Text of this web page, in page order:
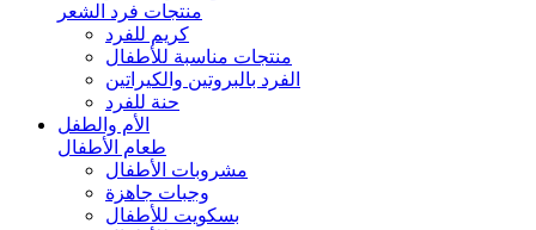
منتجات فرد الشعر
كريم للفرد
منتجات مناسبة للأطفال
الفرد بالبروتين والكيراتين
حنة للفرد
الأم والطفل
طعام الأطفال
مشروبات الأطفال
وجبات جاهزة
بسكويت للأطفال